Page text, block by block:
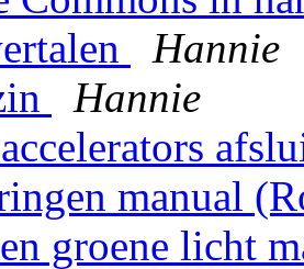
Hannie
Hannie
manual
groene licht